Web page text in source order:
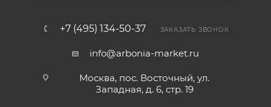
+7 (495) 134-50-37 ЗАКАЗАТЬ ЗВОНОК
info@arbonia-market.ru
Москва, пос. Восточный, ул.
Западная, д. 6, стр. 19